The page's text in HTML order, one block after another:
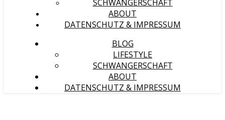
SCHWANGERSCHAFT
ABOUT
DATENSCHUTZ & IMPRESSUM
BLOG
LIFESTYLE
SCHWANGERSCHAFT
ABOUT
DATENSCHUTZ & IMPRESSUM